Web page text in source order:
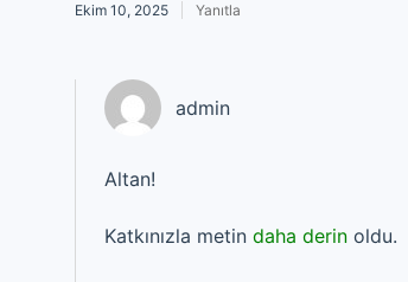
Ekim 10, 2025 Yanıtla
admin
Altan!
Katkınızla metin daha derin oldu.